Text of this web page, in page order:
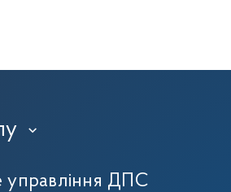
›
управління ДПС